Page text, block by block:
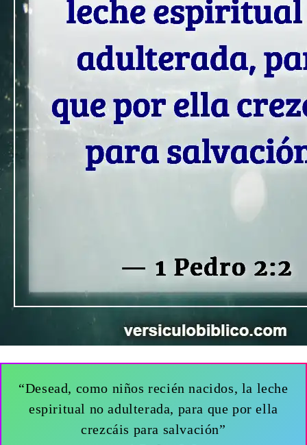
“Desead, como niños recién nacidos, la leche
espiritual no adulterada, para que por ella
crezcáis para salvación”